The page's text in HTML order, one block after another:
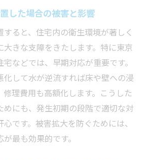
した場合の被害と影響
すると、住宅内の衛生環境が著しく
大きな支障をきたします。特に東京
などでは、早期対応が重要です。
化して水が逆流すれば床や壁への浸
理費用も高額化します。こうした
めにも、発生初期の段階で適切な対
です。被害拡大を防ぐためには、
最も効果的です。